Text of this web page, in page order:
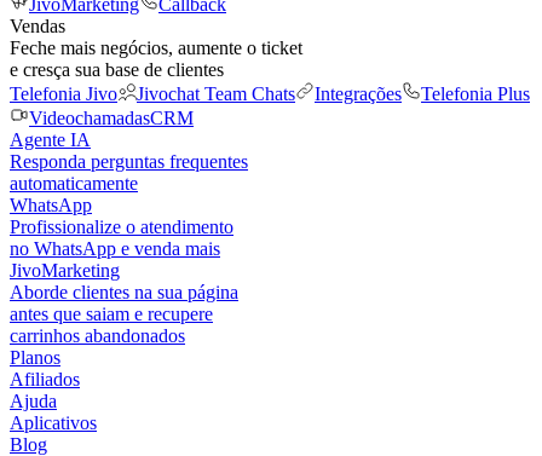
JivoMarketing
Callback
Vendas
Feche mais negócios, aumente o ticket
e cresça sua base de clientes
Telefonia Jivo
Jivochat Team Chats Integrações
Telefonia Plus
VideochamadasCRM
Agente IA
Responda perguntas frequentes
automaticamente
WhatsApp
Profissionalize o atendimento
no WhatsApp e venda mais
JivoMarketing
Aborde clientes na sua página
antes que saiam e recupere
carrinhos abandonados
Planos
Afiliados
Ajuda
Aplicativos
Blog